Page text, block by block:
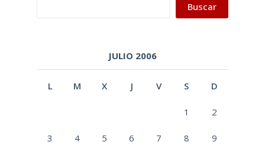
Buscar
JULIO 2006
L M X J V S D
1 2
3 4 5 6 7 8 9